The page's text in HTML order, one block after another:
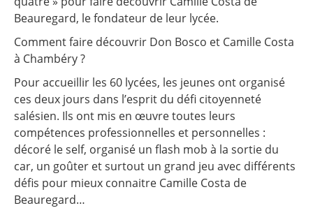
Beauregard, le fondateur de leur lycée.
Comment faire découvrir Don Bosco et Camille Costa
à Chambéry ?
Pour accueillir les 60 lycées, les jeunes ont organisé
ces deux jours dans l’esprit du défi citoyenneté
salésien. Ils ont mis en œuvre toutes leurs
compétences professionnelles et personnelles :
décoré le self, organisé un flash mob à la sortie du
car, un goûter et surtout un grand jeu avec différents
défis pour mieux connaitre Camille Costa de
Beauregard…